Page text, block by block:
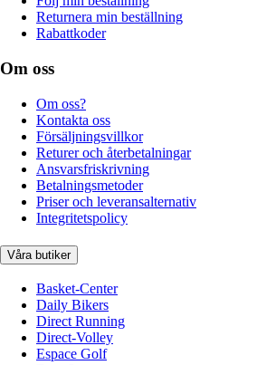
Returnera min beställning
Rabattkoder
Om oss
Om oss?
Kontakta oss
Försäljningsvillkor
Returer och återbetalningar
Ansvarsfriskrivning
Betalningsmetoder
Priser och leveransalternativ
Integritetspolicy
Våra butiker
Basket-Center
Daily Bikers
Direct Running
Direct-Volley
Espace Golf